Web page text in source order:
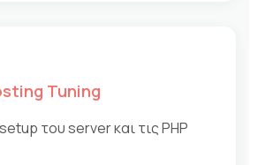
Tuning
του server και τις PHP